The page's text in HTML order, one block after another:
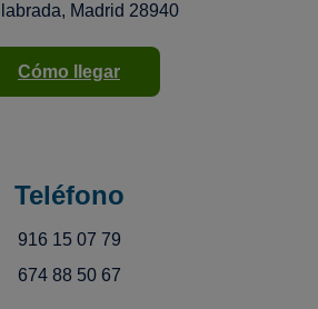
Madrid 28940
Cómo llegar
Teléfono
916 15 07 79
674 88 50 67